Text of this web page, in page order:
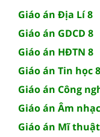
Giáo án Địa Lí 8
Giáo án GDCD 8
Giáo án HĐTN 8
Giáo án Tin học 8
Giáo án Công
Giáo án Âm
Giáo án Mĩ